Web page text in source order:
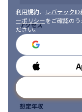
利用規約、 レバテック
ーポリシーをご確認の
ださい。
アクセス
勤務時間
想定年収